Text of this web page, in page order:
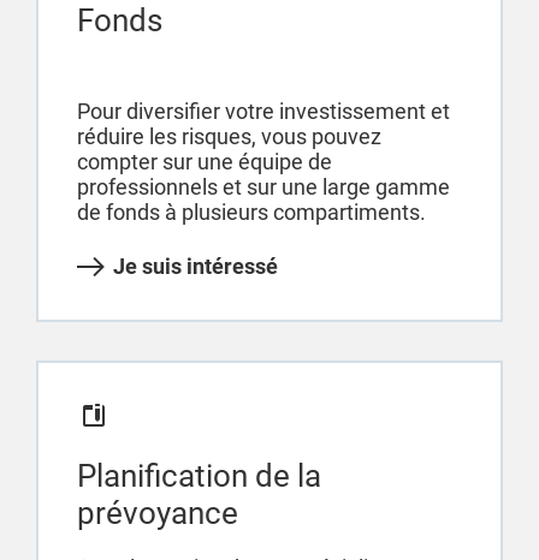
Fonds
Pour diversifier votre investissement et
réduire les risques, vous pouvez
compter sur une équipe de
professionnels et sur une large gamme
de fonds à plusieurs compartiments.
Je suis intéressé
Planification de la
prévoyance